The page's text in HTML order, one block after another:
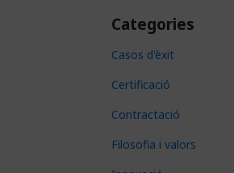
Categories
Casos d'èxit
Certificació
Contractació
Filosofia i valors